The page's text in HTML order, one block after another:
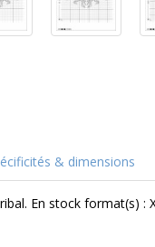
& dimensions
En stock format(s) :